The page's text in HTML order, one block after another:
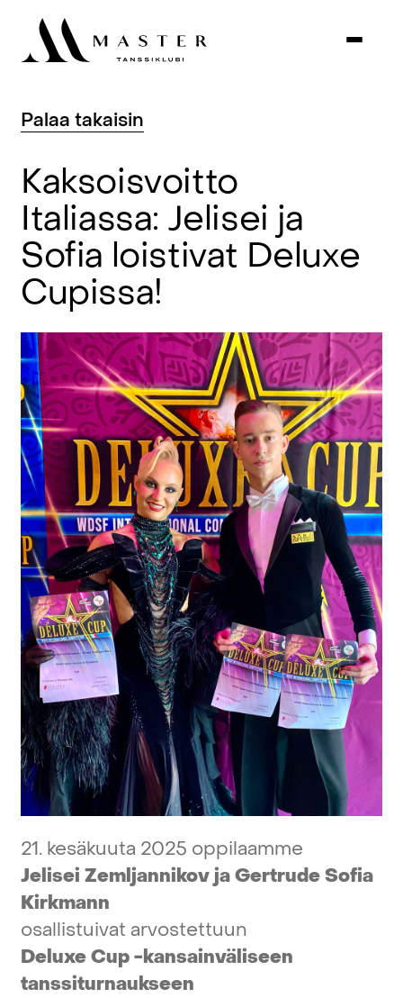
Palaa takaisin
Kaksoisvoitto
Italiassa: Jelisei ja
Sofia loistivat Deluxe
Cupissa!
21. kesäkuuta 2025 oppilaamme
Jelisei ZemljannikovjaGertrudeSofia
Kirkmann
osallistuivat arvostettuun
DeluxeCup-kansainväliseen
tanssiturnaukseen